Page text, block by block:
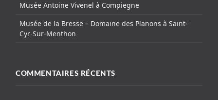
Musée Antoine Vivenel à Compiegne
Musée de la Bresse – Domaine des Planons à Saint-
Cyr-Sur-Menthon
COMMENTAIRES RÉCENTS